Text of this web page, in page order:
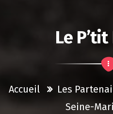
Le
Accueil Les
Seine-